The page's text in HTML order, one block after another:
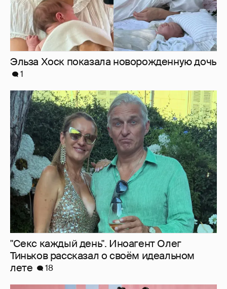
"Секс каждый день". Иноагент Олег
Тиньков рассказал о своём идеальном
лете
18